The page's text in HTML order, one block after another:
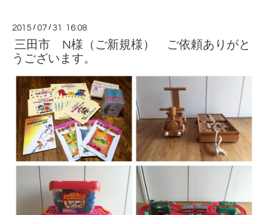
2015 /07 /31 16:08
三田市 N様（ご新規様） ご依頼ありがと
うございます。